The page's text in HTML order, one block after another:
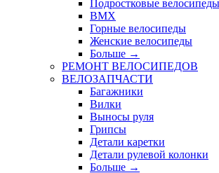
Подростковые велосипеды
BMX
Горные велосипеды
Женские велосипеды
Больше →
РЕМОНТ ВЕЛОСИПЕДОВ
ВЕЛОЗАПЧАСТИ
Багажники
Вилки
Выносы руля
Грипсы
Детали каретки
Детали рулевой колонки
Больше →